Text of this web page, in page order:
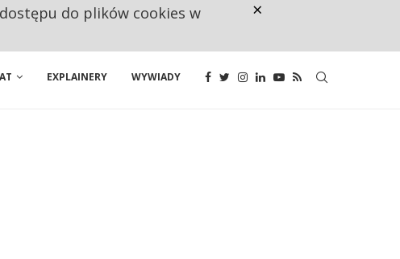
EXPLAINERY WYWIADY
do plików cookies w
×